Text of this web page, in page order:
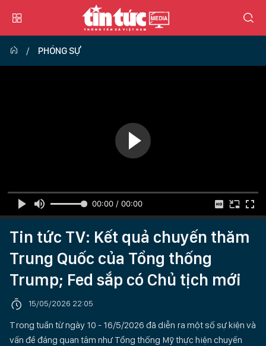
PHÓNG SỰ
00:00 / 00:00
Tin tức TV: Kết quả chuyến thăm
Trung Quốc của Tổng thống
Trump; Fed sắp có Chủ tịch mới
15/05/2026 22:05
Trong tuần từ ngày 10 - 16/5/2026 đã diễn ra một số sự kiện và
vấn đề đáng quan tâm như Tổng thống Mỹ thực hiện chuyến